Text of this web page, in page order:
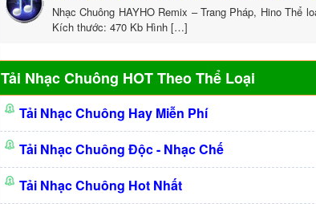
Nhạc Chuông HAYHO Remix – Trang Pháp, Hino Thể
Kích thước: 470 Kb Hình […]
Tải Nhạc Chuông HOT Theo Thể Loại
Tải Nhạc Chuông Hay Miễn Phí
Tải Nhạc Chuông Độc - Nhạc Chế
Tải Nhạc Chuông Hot Nhất